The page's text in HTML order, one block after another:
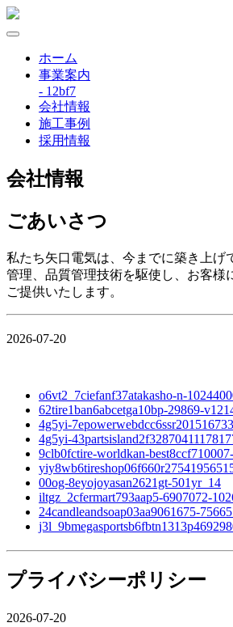
ホーム
事業案内
- 12bf7
会社情報
施工事例
採用情報
会社情報
ごあいさつ
私たち矢口電気は、今までに築き上げ
管理、品質管理技術を駆使し、お客様
ご提供いたします。
2026-07-20
o6vt2_7ciefanf37atakasho-n-
62tire1ban6abcetga10bp-29869-
4g5yi-
4g5yi-
9clb0fctire-worldkan-
00og-8eyojoyasan2621gt-501yr_14
iltgz_2cfermart793aap5-6907072-
24candleandsoap03aa9061675-
プライバシーポリシー
2026-07-20